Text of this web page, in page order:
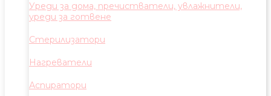
Уреди за дома, пречистватели, увлажнители,
уреди за готвене
Стерилизатори
Нагреватели
Аспиратори